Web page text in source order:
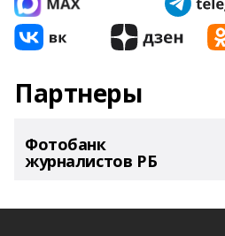
Партнеры
Фотобанк
журналистов РБ